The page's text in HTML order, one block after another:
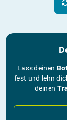
Lass deinen Bot
fest und lehn
deinen